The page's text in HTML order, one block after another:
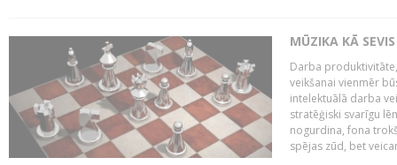
MŪZIKA KĀ
Darba
veikšanai vienmēr
intelektuālā darba
stratēģiski svarīgu
nogurdina, fona
spējas zūd, bet